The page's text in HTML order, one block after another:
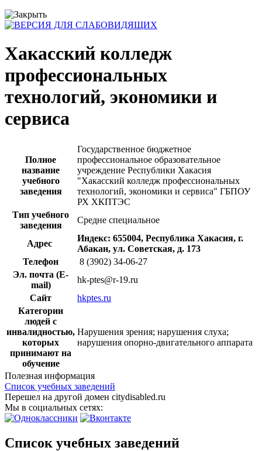
Хакасский колледж
профессиональных
технологий, экономики и
сервиса
Полное
название
учебного
заведения
Государственное бюджетное
профессиональное образовательное
учреждение Республики Хакасия
"Хакасский колледж профессиональных
технологий, экономики и сервиса" ГБПОУ
РХ ХКПТЭС
Тип учебного
заведения
Средне специальное
Адрес
Индекс: 655004, Республика Хакасия, г.
Абакан, ул. Советская, д. 173
Телефон
8 (3902) 34-06-27
Эл. почта (E-
mail)
hk-ptes@r-19.ru
Сайт
hkptes.ru
Категории
людей с
инвалидностью,
которых
принимают на
обучение
Нарушения зрения; нарушения слуха;
нарушения опорно-двигательного аппарата
Полезная информация
Список учебных заведений
Перешел на другой домен citydisabled.ru
Мы в социальных сетях:
Список учебных заведений